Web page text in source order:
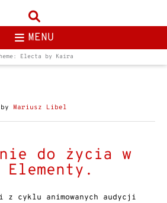
MENU
Electa by Kaira
by Mariusz Libel
do życia w
z cyklu animowanych audycji